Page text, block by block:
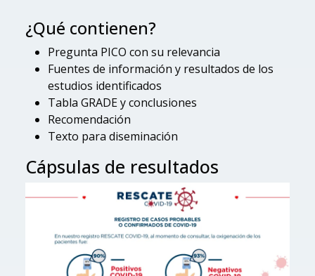
¿Qué contienen?
Pregunta PICO con su relevancia
Fuentes de información y resultados de los
estudios identificados
Tabla GRADE y conclusiones
Recomendación
Texto para diseminación
Cápsulas de resultados